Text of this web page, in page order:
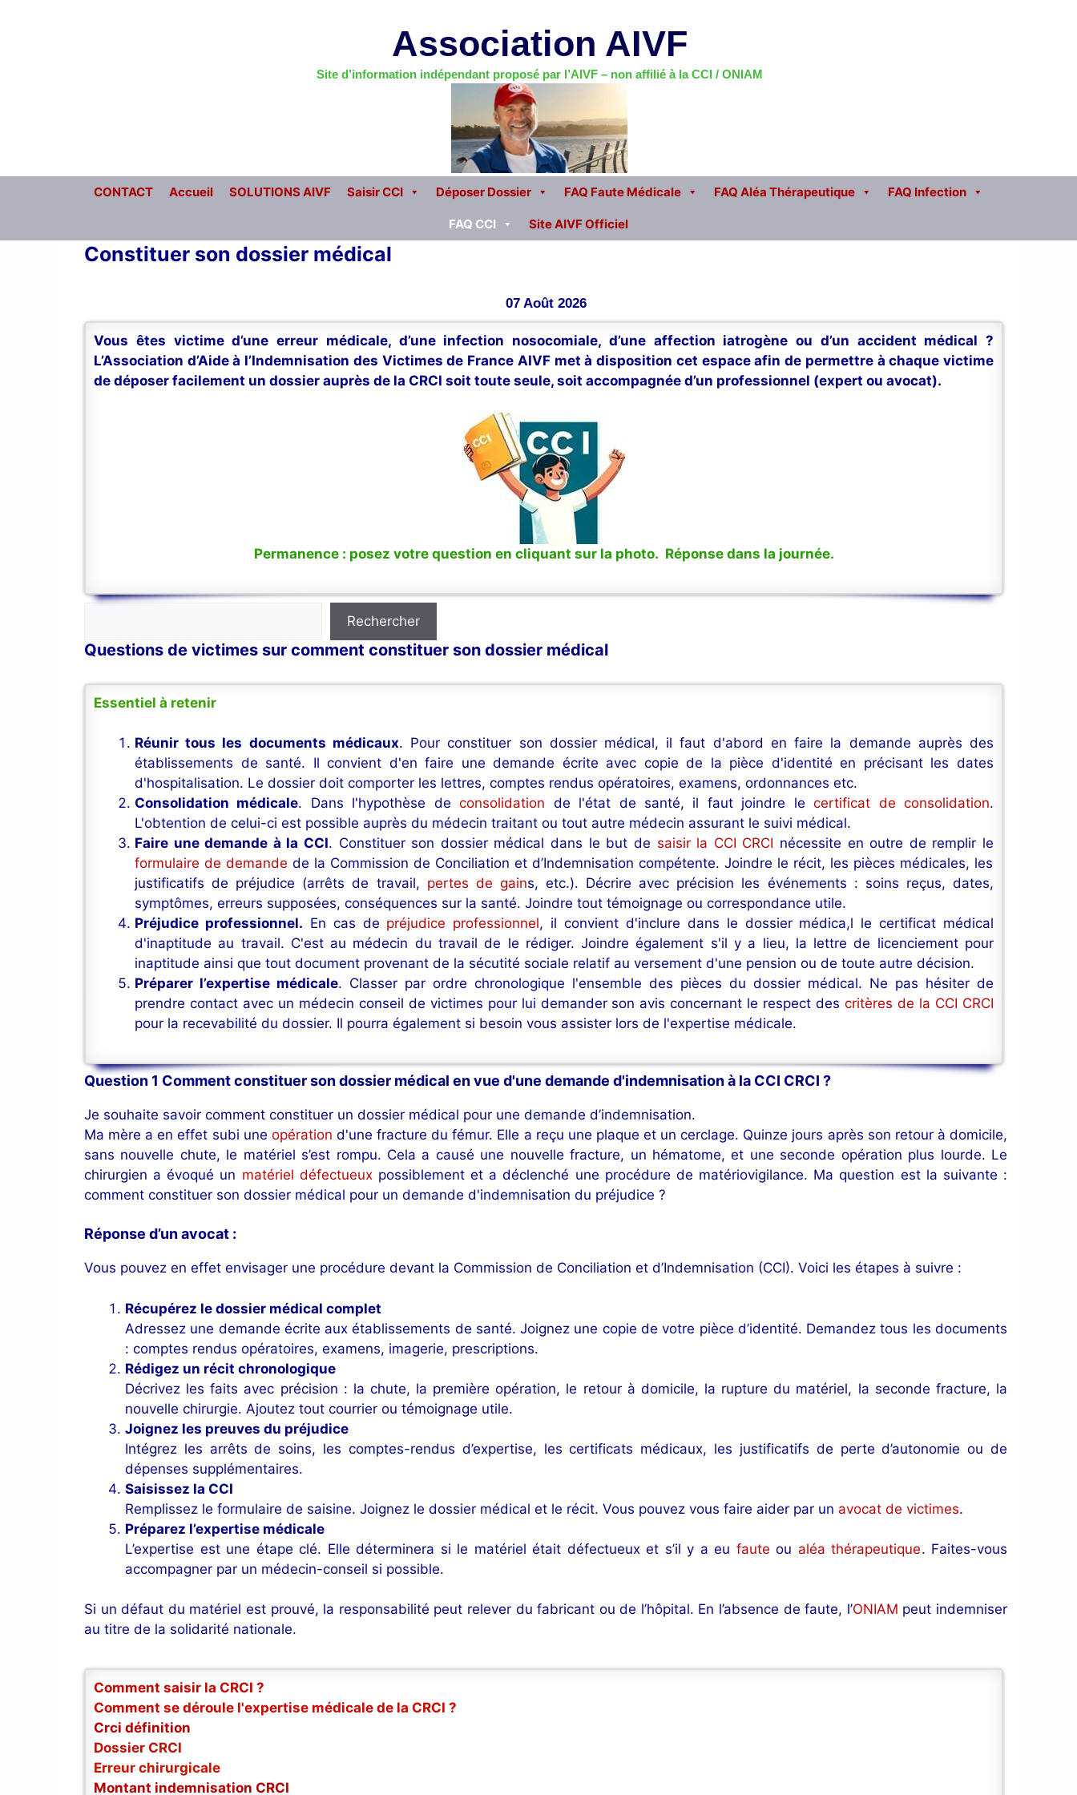
Association AIVF
Site d’information indépendant proposé par l’AIVF – non affilié à la CCI / ONIAM
CONTACT Accueil SOLUTIONS AIVF Saisir CCI Déposer Dossier FAQ Faute Médicale FAQ Aléa Thérapeutique FAQ Infection
FAQ CCI Site AIVF Officiel
Constituer son dossier médical
07 Août 2026
Vous êtes victime d’une erreur médicale, d’une infection nosocomiale, d’une affection iatrogène ou d’un accident médical ?
L’Association d’Aide à l’Indemnisation des Victimes de France AIVF met à disposition cet espace afin de permettre à chaque victime
de déposer facilement un dossier auprès de la CRCI soit toute seule, soit accompagnée d’un professionnel (expert ou avocat).
Permanence : posez votre question en cliquant sur la photo. Réponse dans la journée.
Rechercher
Questions de victimes sur comment constituer son dossier médical
Essentiel à retenir
Réunir tous les documents médicaux. Pour constituer son dossier médical, il faut d'abord en faire la demande auprès des
établissements de santé. Il convient d'en faire une demande écrite avec copie de la pièce d'identité en précisant les dates
d'hospitalisation. Le dossier doit comporter les lettres, comptes rendus opératoires, examens, ordonnances etc.
Consolidation médicale. Dans l'hypothèse deconsolidation de l'état de santé, il faut joindre lecertificat de consolidation.
L'obtention de celui-ci est possible auprès du médecin traitant ou tout autre médecin assurant le suivi médical.
Faire une demande à la CCI. Constituer son dossier médical dans le but de saisir la CCI CRCI nécessite en outre de remplir le
formulaire de demande de la Commission de Conciliation et d’Indemnisation compétente. Joindre le récit, les pièces médicales, les
justificatifs de préjudice (arrêts de travail, pertes de gains, etc.). Décrire avec précision les événements : soins reçus, dates,
symptômes, erreurs supposées, conséquences sur la santé. Joindre tout témoignage ou correspondance utile.
Préjudice professionnel. En cas de préjudice professionnel, il convient d'inclure dans le dossier médica,l le certificat médical
d'inaptitude au travail. C'est au médecin du travail de le rédiger. Joindre également s'il y a lieu, la lettre de licenciement pour
inaptitude ainsi que tout document provenant de la sécutité sociale relatif au versement d'une pension ou de toute autre décision.
Préparer l’expertise médicale. Classer par ordre chronologique l'ensemble des pièces du dossier médical. Ne pas hésiter de
prendre contact avec un médecin conseil de victimes pour lui demander son avis concernant le respect descritères de la CCI CRCI
pour la recevabilité du dossier. Il pourra également si besoin vous assister lors de l'expertise médicale.
Question 1 Comment constituer son dossier médical en vue d'une demande d'indemnisation à la CCI CRCI ?
Je souhaite savoir comment constituer un dossier médical pour une demande d’indemnisation.
Ma mère a en effet subi une opération d'une fracture du fémur. Elle a reçu une plaque et un cerclage. Quinze jours après son retour à domicile,
sans nouvelle chute, le matériel s’est rompu. Cela a causé une nouvelle fracture, un hématome, et une seconde opération plus lourde. Le
chirurgien a évoqué un matériel défectueuxpossiblement et a déclenché une procédure de matériovigilance. Ma question est la suivante :
comment constituer son dossier médical pour un demande d'indemnisation du préjudice ?
Réponse d’un avocat :
Vous pouvez en effet envisager une procédure devant la Commission de Conciliation et d’Indemnisation (CCI). Voici les étapes à suivre :
Récupérez le dossier médical complet
Adressez une demande écrite aux établissements de santé. Joignez une copie de votre pièce d’identité. Demandez tous les documents
: comptes rendus opératoires, examens, imagerie, prescriptions.
Rédigez un récit chronologique
Décrivez les faits avec précision : la chute, la première opération, le retour à domicile, la rupture du matériel, la seconde fracture, la
nouvelle chirurgie. Ajoutez tout courrier ou témoignage utile.
Joignez les preuves du préjudice
Intégrez les arrêts de soins, les comptes-rendus d’expertise, les certificats médicaux, les justificatifs de perte d’autonomie ou de
dépenses supplémentaires.
Saisissez la CCI
Remplissez le formulaire de saisine. Joignez le dossier médical et le récit. Vous pouvez vous faire aider par un avocat de victimes.
Préparez l’expertise médicale
L’expertise est une étape clé. Elle déterminera si le matériel était défectueux et s’il y a eu fauteou aléa thérapeutique. Faites-vous
accompagner par un médecin-conseil si possible.
Si un défaut du matériel est prouvé, la responsabilité peut relever du fabricant ou de l’hôpital. En l’absence de faute, l’ONIAM peut indemniser
au titre de la solidarité nationale.
Comment saisir la CRCI ?
Comment se déroule l'expertise médicale de la CRCI ?
Crci définition
Dossier CRCI
Erreur chirurgicale
Montant indemnisation CRCI